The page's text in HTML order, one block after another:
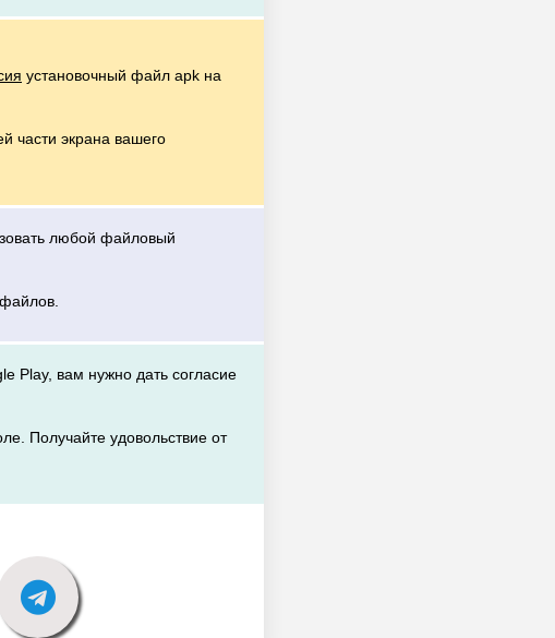
установочный файл apk на
части экрана вашего
любой файловый
Play, вам нужно дать согласие
Получайте удовольствие от